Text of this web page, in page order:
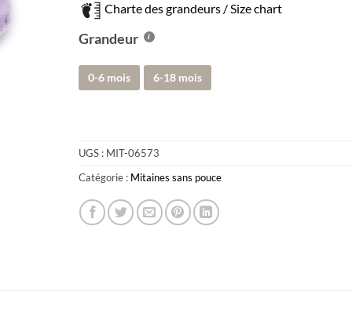
Charte des grandeurs / Size chart
Grandeur
0-6 mois 6-18 mois
UGS : MIT-06573
Catégorie : Mitaines sans pouce